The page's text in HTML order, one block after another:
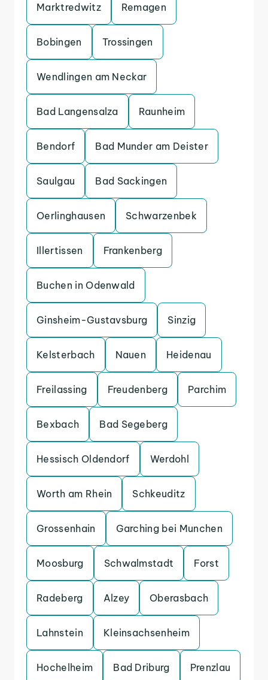
Marktredwitz Remagen
Bobingen Trossingen
Wendlingen am Neckar
Bad Langensalza Raunheim
Bendorf Bad Munder am Deister
Saulgau Bad Sackingen
Oerlinghausen Schwarzenbek
Illertissen Frankenberg
Buchen in Odenwald
Ginsheim-Gustavsburg Sinzig
Kelsterbach Nauen Heidenau
Freilassing Freudenberg Parchim
Bexbach Bad Segeberg
Hessisch Oldendorf Werdohl
Worth am Rhein Schkeuditz
Grossenhain Garching bei Munchen
Moosburg Schwalmstadt Forst
Radeberg Alzey Oberasbach
Lahnstein Kleinsachsenheim
Hochelheim Bad Driburg Prenzlau